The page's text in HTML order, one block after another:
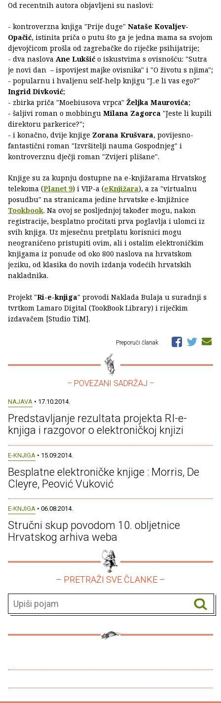
Od recentnih autora objavljeni su naslovi:
- kontroverzna knjiga "Prije duge" Nataše Kovaljev-
Opačić, istinita priča o putu što ga je jedna mama sa svojom
djevojčicom prošla od zagrebačke do riječke psihijatrije;
- dva naslova Ane Lukšić o iskustvima s ovisnošću: "Sutra
je novi dan – ispovijest majke ovisnika" i "O životu s njima";
- popularnu i hvaljenu self-help knjigu "J..e li vas ego?"
Ingrid Divković;
- zbirka priča "Moebiusova vrpca" Željka Maurovića;
- šaljivi roman o mobbingu Milana Zagorca "Jeste li kupili
direktoru parkerice?";
- i konačno, dvije knjige Zorana Krušvara, povijesno-
fantastični roman "Izvršitelji nauma Gospodnjeg" i
kontroverznu dječji roman "Zvijeri plišane".
Knjige su za kupnju dostupne na e-knjižarama Hrvatskog
telekoma (Planet 9) i VIP-a (eKnjižara), a za "virtualnu
posudbu" na stranicama jedine hrvatske e-knjižnice
Tookbook. Na ovoj se posljednjoj također mogu, nakon
registracije, besplatno pročitati prva poglavlja i ulomci iz
svih knjiga. Uz mjesečnu pretplatu korisnici mogu
neograničeno pristupiti ovim, ali i ostalim elektroničkim
knjigama iz ponude od oko 800 naslova na hrvatskom
jeziku, od klasika do novih izdanja vodećih hrvatskih
nakladnika.
Projekt "Ri-e-knjiga" provodi Naklada Bulaja u suradnji s
tvrtkom Lamaro Digital (TookBook Library) i riječkim
izdavačem [Studio TiM].
Preporuči članak
– POVEZANI SADRŽAJ –
NAJAVA • 17.10.2014.
Predstavljanje rezultata projekta RI-e-
knjiga i razgovor o elektroničkoj knjizi
E-KNJIGA • 15.09.2014.
Besplatne elektroničke knjige : Morris, De
Cleyre, Peović Vuković
E-KNJIGA • 06.08.2014.
Stručni skup povodom 10. obljetnice
Hrvatskog arhiva weba
– PRETRAŽI SVE ČLANKE –